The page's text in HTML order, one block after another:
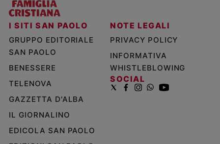
I SITI SAN PAOLO
GRUPPO EDITORIALE
SAN PAOLO
BENESSERE
TELENOVA
GAZZETTA D'ALBA
IL GIORNALINO
EDICOLA SAN PAOLO
NOTE LEGALI
PRIVACY POLICY
INFORMATIVA
WHISTLEBLOWING
SOCIAL